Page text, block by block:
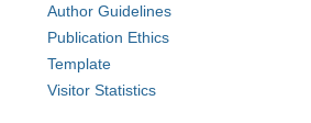
Author Guidelines
Publication Ethics
Template
Visitor Statistics